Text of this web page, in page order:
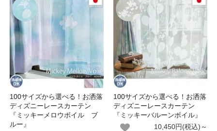
100サイズから選べる！お洒落
ディズニーレースカーテン
『ミッキーメロウボイル ブ
ルー』
100サイズから選べる！お洒落
ディズニーレースカーテン
『ミッキーバルーンボイル』
10,450円(税込)～